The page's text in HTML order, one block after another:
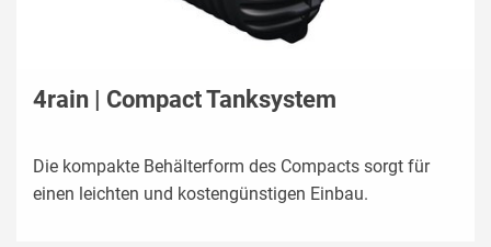
4rain | Compact Tanksystem
Die kompakte Behälterform des Compacts sorgt für
einen leichten und kostengünstigen Einbau.